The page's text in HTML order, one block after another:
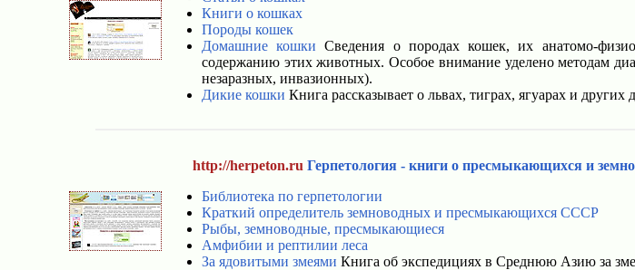
Книги о кошках
Породы кошек
Домашние кошки Сведения о породах кошек, их анатомо-
содержанию этих животных. Особое внимание уделено методам
незаразных, инвазионных).
Дикие кошки Книга рассказывает о львах, тиграх, ягуарах и других
http://herpeton.ru Герпетология - книги о пресмыкающихся и
Библиотека по герпетологии
Краткий определитель земноводных и пресмыкающихся СССР
Рыбы, земноводные, пресмыкающиеся
Амфибии и рептилии леса
За ядовитыми змеями Книга об экспедициях в Среднюю Азию за